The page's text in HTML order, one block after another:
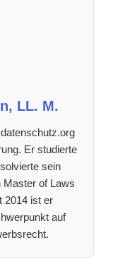
LL. M.
Er studierte
sein
Master of Laws
2014 ist er
auf